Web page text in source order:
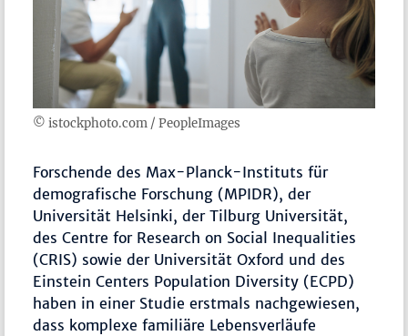
© istockphoto.com / PeopleImages
Forschende des Max-Planck-Instituts für
demografische Forschung (MPIDR), der
Universität Helsinki, der Tilburg Universität,
des Centre for Research on Social Inequalities
(CRIS) sowie der Universität Oxford und des
Einstein Centers Population Diversity (ECPD)
haben in einer Studie erstmals nachgewiesen,
dass komplexe familiäre Lebensverläufe